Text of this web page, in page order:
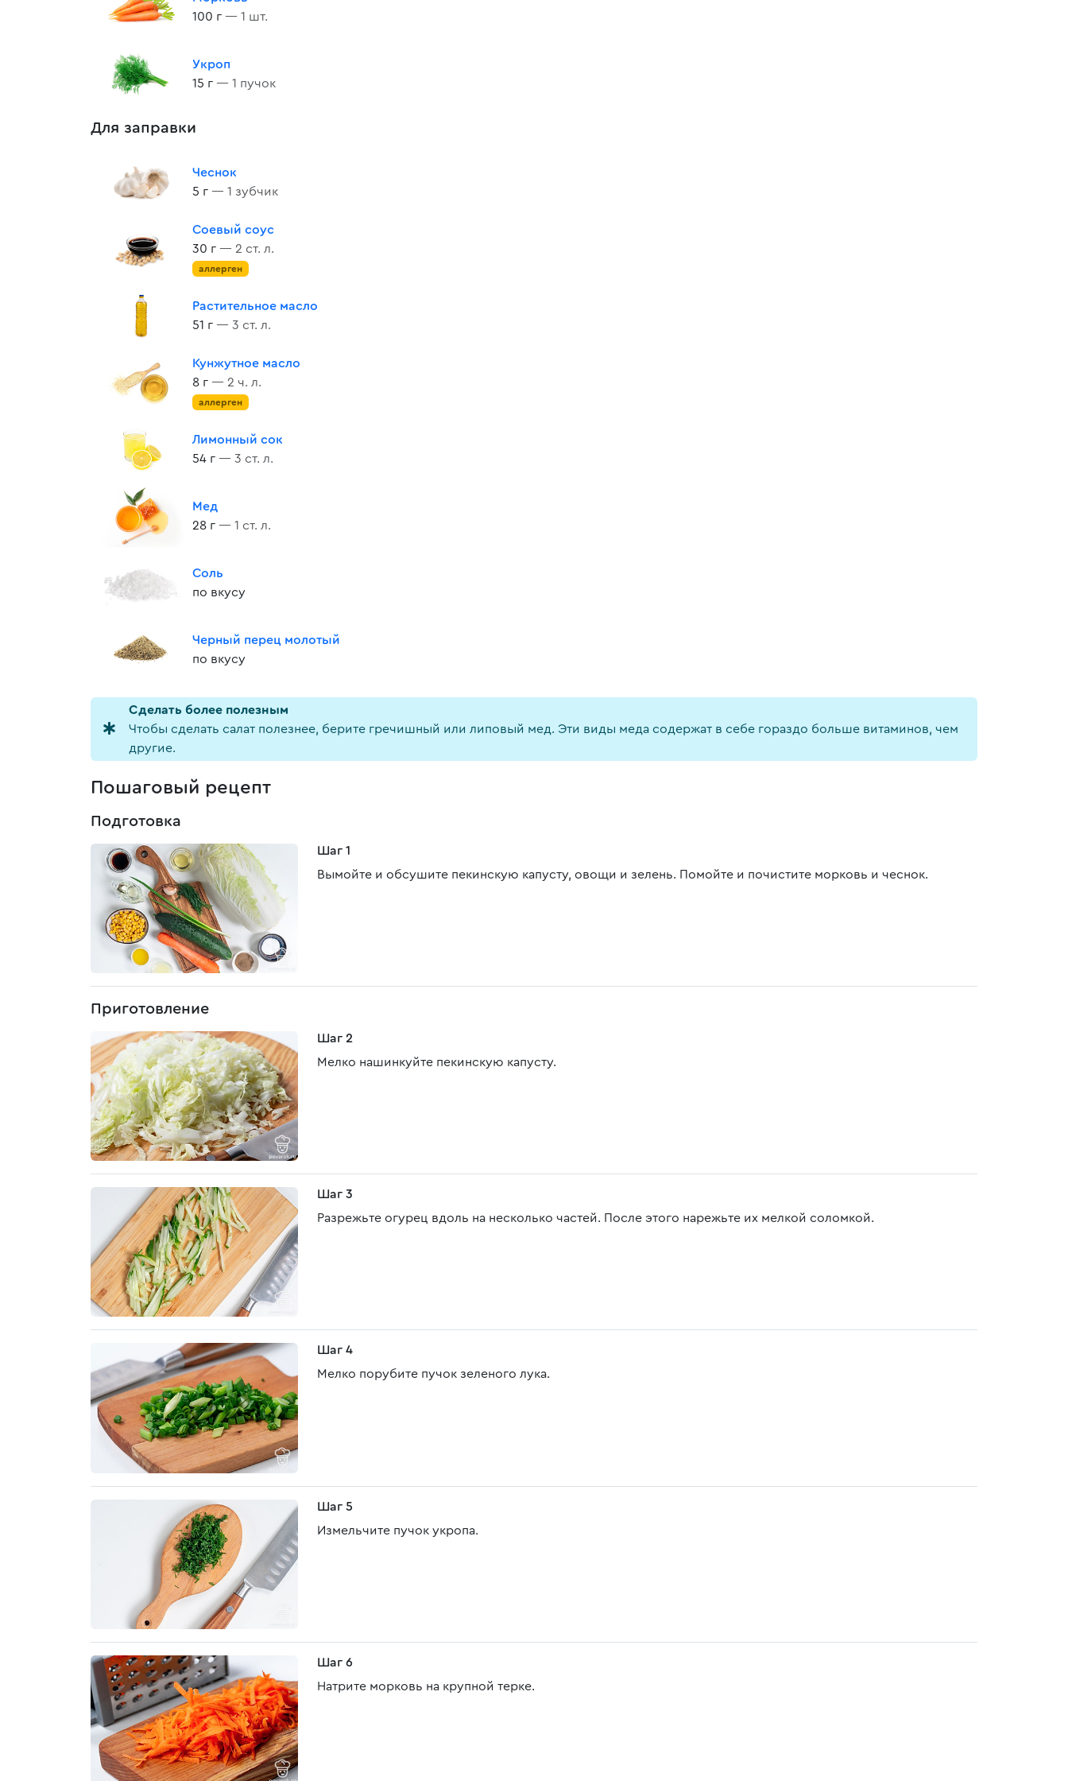
100 г — 1 шт.
Укроп
15 г — 1 пучок
Для заправки
Чеснок
5 г — 1 зубчик
Соевый соус
30 г — 2 ст. л.
аллерген
Растительное масло
51 г — 3 ст. л.
Кунжутное масло
8 г — 2 ч. л.
аллерген
Лимонный сок
54 г — 3 ст. л.
Мед
28 г — 1 ст. л.
Соль
по вкусу
Черный перец молотый
по вкусу
Cделать более полезным
Чтобы сделать салат полезнее, берите гречишный или липовый мед. Эти виды меда содержат в себе гораздо больше витаминов, чем
другие.
Пошаговый рецепт
Подготовка
Шаг 1
Вымойте и обсушите пекинскую капусту, овощи и зелень. Помойте и почистите морковь и чеснок.
Приготовление
Шаг 2
Мелко нашинкуйте пекинскую капусту.
Шаг 3
Разрежьте огурец вдоль на несколько частей. После этого нарежьте их мелкой соломкой.
Шаг 4
Мелко порубите пучок зеленого лука.
Шаг 5
Измельчите пучок укропа.
Шаг 6
Натрите морковь на крупной терке.